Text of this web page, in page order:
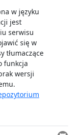
w języku
jest
serwisu
się w
tłumaczące
funkcja
wersji